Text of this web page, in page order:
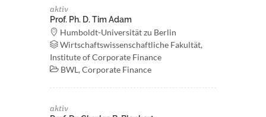
aktiv
Prof. Ph. D. Tim Adam
Humboldt-Universität zu Berlin
Wirtschaftswissenschaftliche Fakultät,
Institute of Corporate Finance
BWL, Corporate Finance
aktiv